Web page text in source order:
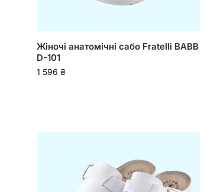
Жіночі анатомічні сабо Fratelli BABB
D-101
1 596 ₴